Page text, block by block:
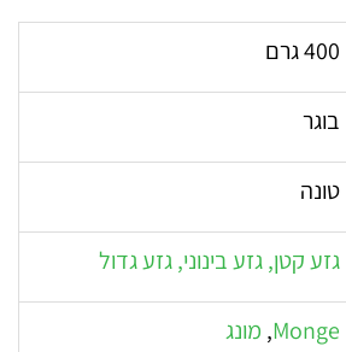
400 גרם
בוגר
טונה
גזע קטן, גזע בינוני, גזע גדול
Monge
, מונג